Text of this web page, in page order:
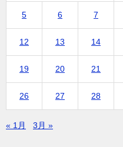
5 6 7
12 13 14
19 20 21
26 27 28
« 1月 3月 »